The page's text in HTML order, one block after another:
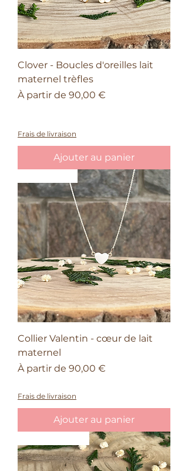
Clover - Boucles d'oreilles lait
maternel trèfles
À partir de 90,00 €
Prix promotionnel
Frais de livraison
Ajouter au panier
Collier Valentin - cœur de lait
maternel
À partir de 90,00 €
Prix promotionnel
Frais de livraison
Ajouter au panier